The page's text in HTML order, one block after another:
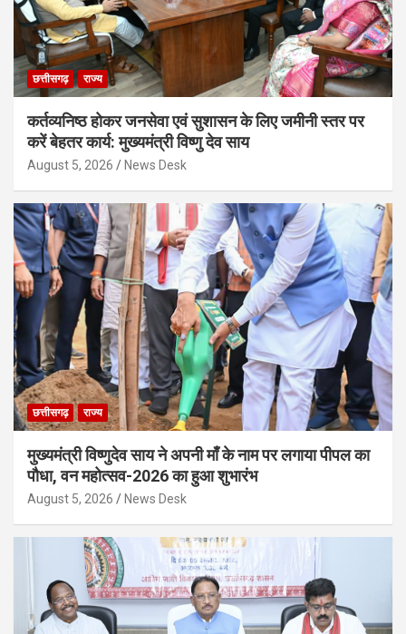
छत्तीसगढ़ राज्य
कर्तव्यनिष्ठ होकर जनसेवा एवं सुशासन के लिए जमीनी स्तर पर
करें बेहतर कार्य: मुख्यमंत्री विष्णु देव साय
August 5, 2026 News Desk
छत्तीसगढ़ राज्य
मुख्यमंत्री विष्णुदेव साय ने अपनी माँ के नाम पर लगाया पीपल का
पौधा, वन महोत्सव-2026 का हुआ शुभारंभ
August 5, 2026 News Desk